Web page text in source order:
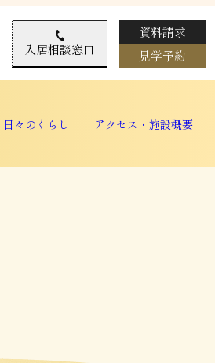
入居相談窓口
資料請求
見学予約
日々のくらし
アクセス・施設概要